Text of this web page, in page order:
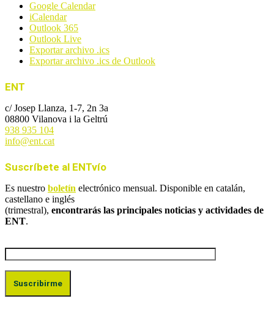
Google Calendar
iCalendar
Outlook 365
Outlook Live
Exportar archivo .ics
Exportar archivo .ics de Outlook
ENT
c/ Josep Llanza, 1-7, 2n 3a
08800 Vilanova i la Geltrú
938 935 104
info@ent.cat
Suscríbete al ENTvío
Es nuestro boletín electrónico mensual. Disponible en catalán,
castellano e inglés
(trimestral), encontrarás las principales noticias y actividades de
ENT.